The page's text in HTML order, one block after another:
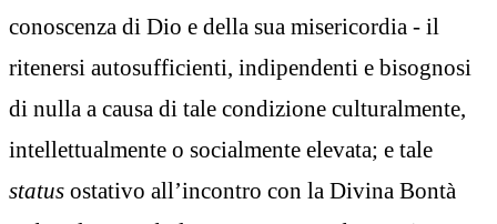
conoscenza di Dio e della sua misericordia - il
ritenersi autosufficienti, indipendenti e bisognosi
di nulla a causa di tale condizione culturalmente,
intellettualmente o socialmente elevata; e tale
status ostativo all’incontro con la Divina Bontà